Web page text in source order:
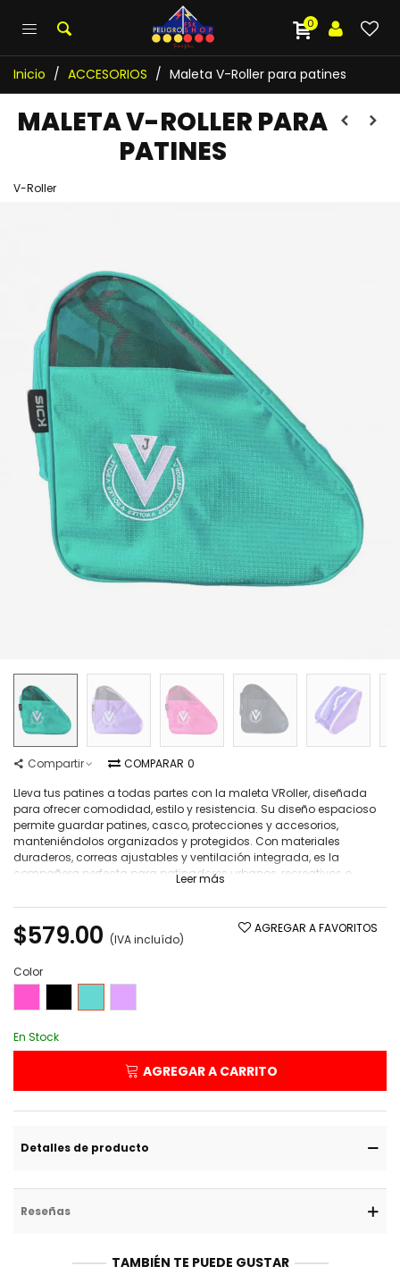
0
Inicio / ACCESORIOS / Maleta V-Roller para patines
MALETA V-ROLLER PARA
PATINES
V-Roller
Compartir COMPARAR 0
Lleva tus patines a todas partes con la maleta VRoller, diseñada
para ofrecer comodidad, estilo y resistencia. Su diseño espacioso
permite guardar patines, casco, protecciones y accesorios,
manteniéndolos organizados y protegidos. Con materiales
duraderos, correas ajustables y ventilación integrada, es la
compañera perfecta para patinadores urbanos, recreativos o
por la ciudad, hazlo con VRoller: estilo sobre ruedas.
Medida: 39x27x29cm
Nota: Caben patines máximo 44EU - 8 MX
Leer más
$579.00 (IVA incluído)
AGREGAR A FAVORITOS
Color
En Stock
AGREGAR A CARRITO
Detalles de producto
Reseñas
TAMBIÉN TE PUEDE GUSTAR